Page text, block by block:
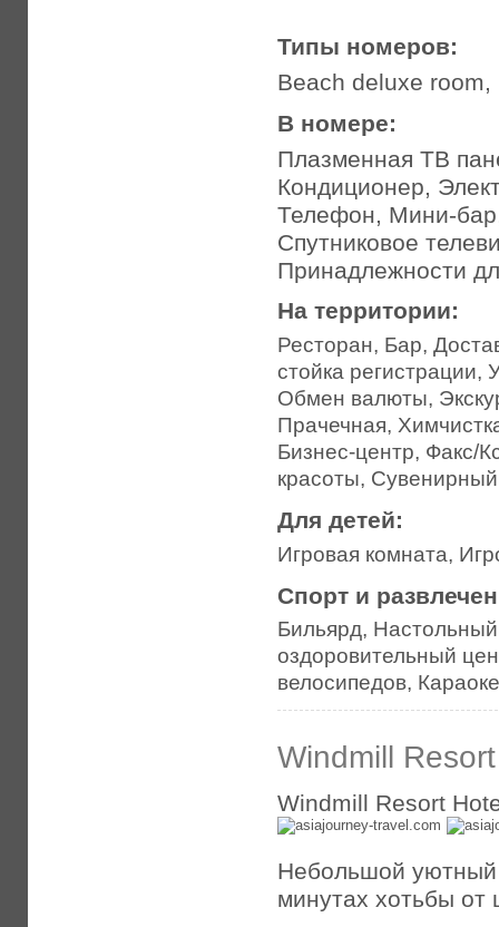
Типы номеров:
Beach deluxe
В номере:
Плазменная ТВ
Кондиционер,
Телефон, Мини-
Спутниковое
Принадлежности
На территории:
Ресторан, Бар,
стойка регистрации,
Обмен валюты,
Прачечная,
Бизнес-центр, Факс/
красоты, Сувенирный
Для детей:
Игровая комната,
Спорт и
Бильярд,
оздоровительный
велосипедов, Караоке
Windmill
Windmill Resort
Небольшой уютный
минутах хотьбы от